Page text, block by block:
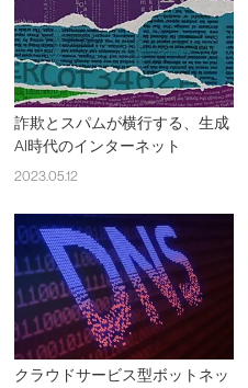
詐欺とスパムが横行する、生成
AI時代のインターネット
2023.05.12
クラウドサービス型ボットネッ